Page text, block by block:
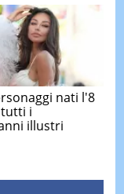
nati l'8
i
illustri